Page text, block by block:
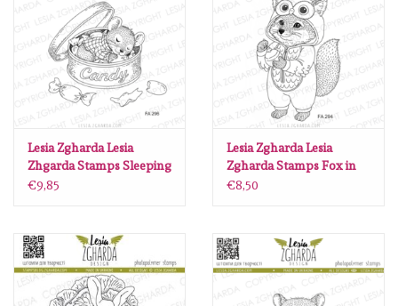
Embossingpoeders
Inkleurbenodigdheden
Lint
Gereedschap
Lesia Zgharda Lesia
Zhgarda Stamps Sleeping
Mouse in Candy Tin
€9,85
Lesia Zgharda Lesia
Zgharda Stamps Fox in
Owl Kigurumi Pajamas
€8,50